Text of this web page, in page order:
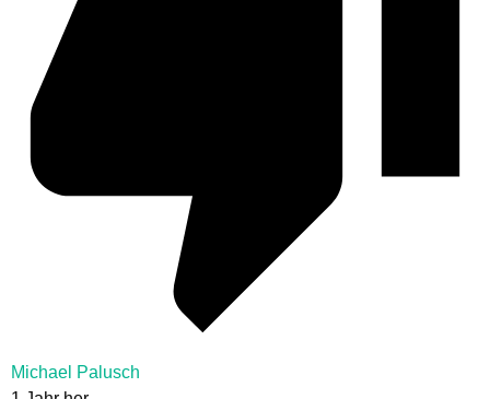
Michael Palusch